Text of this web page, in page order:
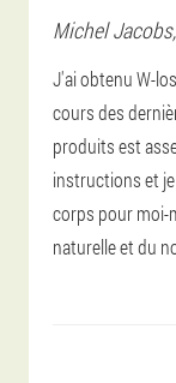
Michel Jacobs
J'ai obtenu W-
cours des
produits est
instructions et
corps pour moi-
naturelle et du